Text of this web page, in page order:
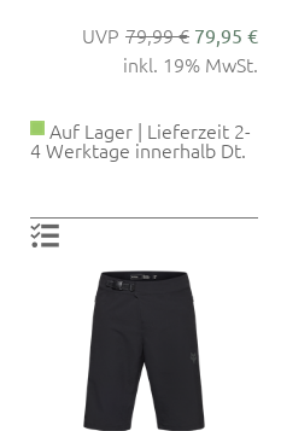
79,99 € 79,95 €
inkl. 19% MwSt.
Auf Lager | Lieferzeit 2-
4 Werktage innerhalb Dt.